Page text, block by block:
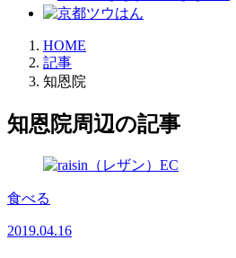
HOME
記事
知恩院
知恩院周辺の記事
食べる
2019.04.16